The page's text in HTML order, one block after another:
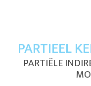
PARTIEEL
PARTIËLE